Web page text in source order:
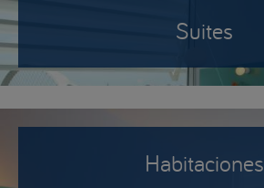
Suites
Habitaciones